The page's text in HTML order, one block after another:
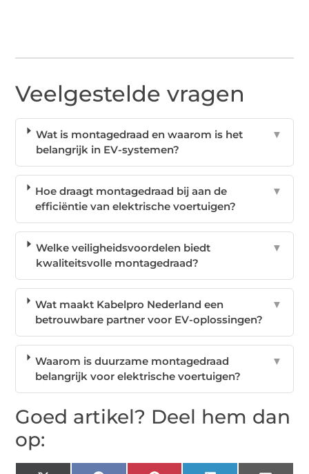
Veelgestelde vragen
Wat is montagedraad en waarom is het
belangrijk in EV-systemen?
▼
Hoe draagt montagedraad bij aan de
efficiëntie van elektrische voertuigen?
▼
Welke veiligheidsvoordelen biedt
kwaliteitsvolle montagedraad?
▼
Wat maakt Kabelpro Nederland een
betrouwbare partner voor EV-oplossingen?
▼
Waarom is duurzame montagedraad
belangrijk voor elektrische voertuigen?
▼
Goed artikel? Deel hem dan
op: